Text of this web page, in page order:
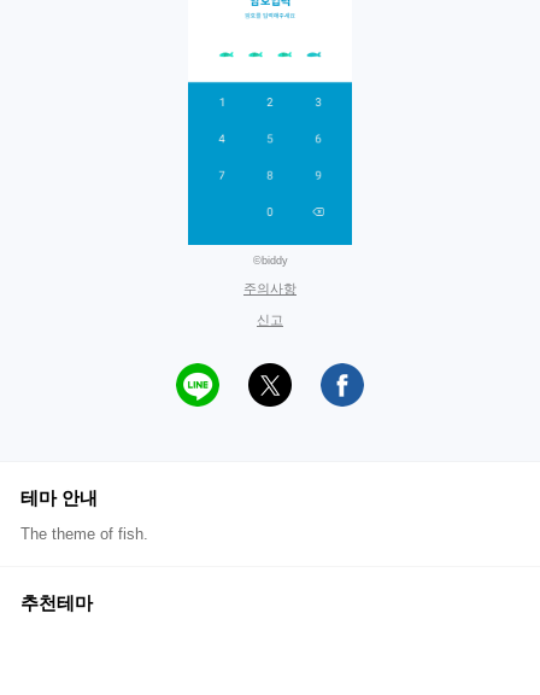
©biddy
주의사항
신고
테마 안내
The theme of fish.
추천테마